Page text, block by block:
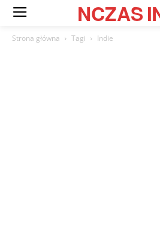
NCZAS
Strona główna Tagi Indie